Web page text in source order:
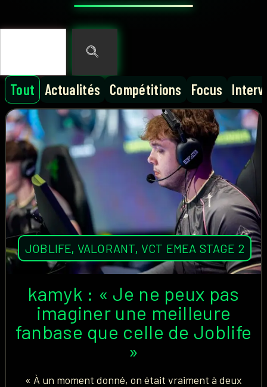
Actualités Compétitions Focus
Tout
JOBLIFE, VALORANT, VCT EMEA STAGE 2
kamyk : « Je ne peux pas
imaginer une meilleure
fanbase que celle de Joblife
»
« À un moment donné, on était vraiment à deux